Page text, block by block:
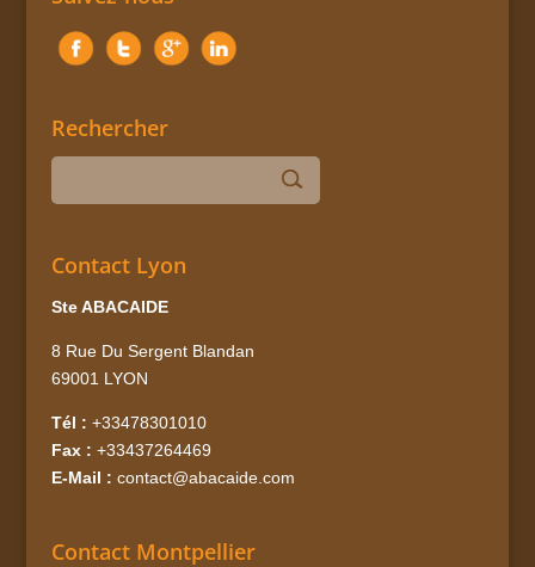
Rechercher
Contact Lyon
Ste ABACAIDE
8 Rue Du Sergent Blandan
69001 LYON
Tél : +33478301010
Fax : +33437264469
E-Mail : contact@abacaide.com
Contact Montpellier